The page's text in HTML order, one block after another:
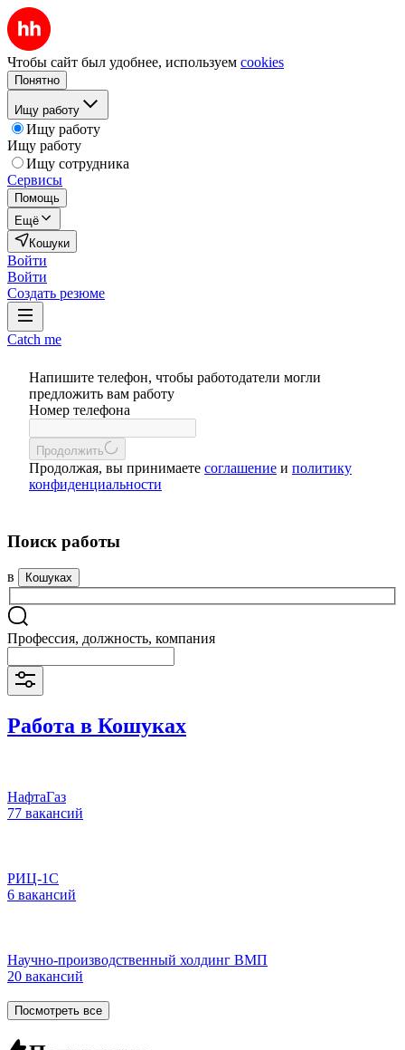
Чтобы сайт был удобнее, используем cookies
Понятно
Ищу работу
Ищу работу
Ищу работу
Ищу сотрудника
Сервисы
Помощь
Ещё
Кошуки
Войти
Войти
Создать резюме
Catch me
Напишите телефон, чтобы работодатели могли
предложить вам работу
Номер телефона
Продолжить
Продолжая, вы принимаете соглашение и политику
конфиденциальности
Поиск работы
в Кошуках
Профессия, должность, компания
Работа в Кошуках
НафтаГаз
77 вакансий
РИЦ-1С
6 вакансий
Научно-производственный холдинг ВМП
20 вакансий
Посмотреть все